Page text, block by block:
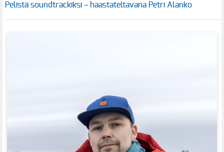
Pelistä soundtrackiksi – haastateltavana Petri Alanko